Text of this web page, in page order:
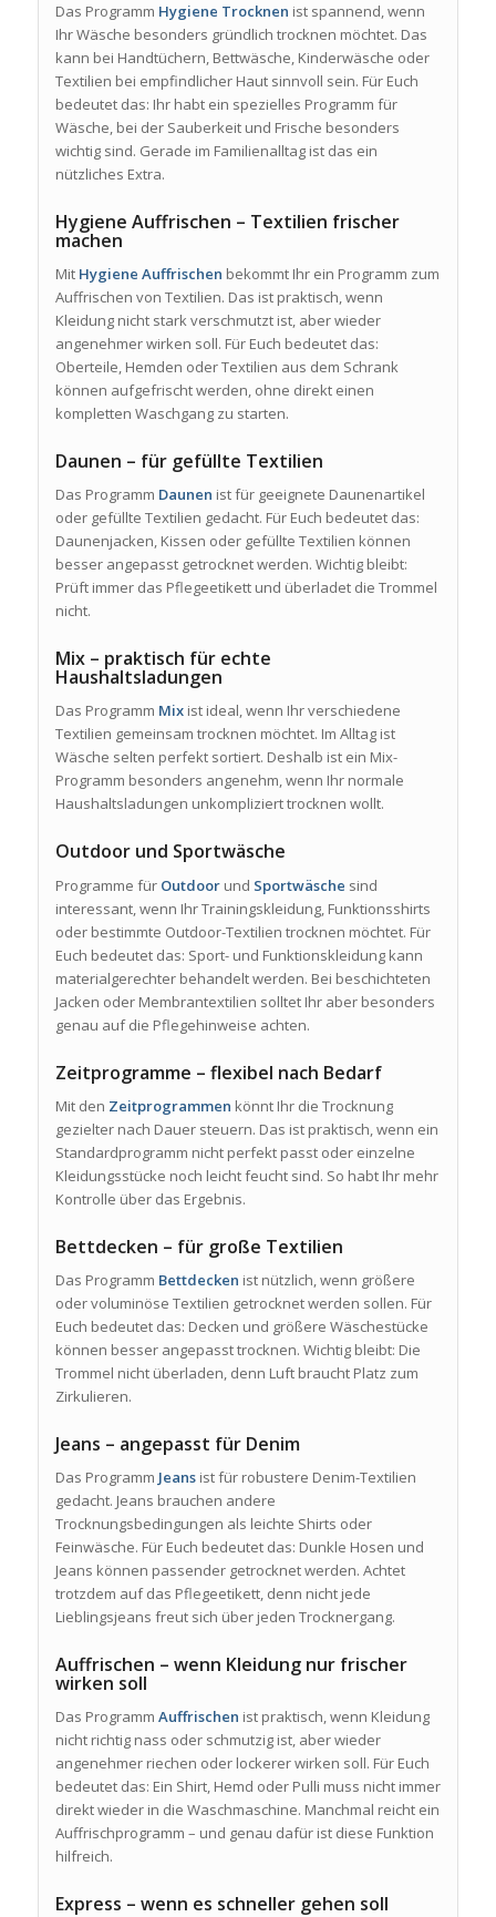
Das Programm Hygiene Trocknen ist spannend, wenn
Ihr Wäsche besonders gründlich trocknen möchtet. Das
kann bei Handtüchern, Bettwäsche, Kinderwäsche oder
Textilien bei empfindlicher Haut sinnvoll sein. Für Euch
bedeutet das: Ihr habt ein spezielles Programm für
Wäsche, bei der Sauberkeit und Frische besonders
wichtig sind. Gerade im Familienalltag ist das ein
nützliches Extra.
Hygiene Auffrischen – Textilien frischer
machen
Mit Hygiene Auffrischen bekommt Ihr ein Programm zum
Auffrischen von Textilien. Das ist praktisch, wenn
Kleidung nicht stark verschmutzt ist, aber wieder
angenehmer wirken soll. Für Euch bedeutet das:
Oberteile, Hemden oder Textilien aus dem Schrank
können aufgefrischt werden, ohne direkt einen
kompletten Waschgang zu starten.
Daunen – für gefüllte Textilien
Das Programm Daunen ist für geeignete Daunenartikel
oder gefüllte Textilien gedacht. Für Euch bedeutet das:
Daunenjacken, Kissen oder gefüllte Textilien können
besser angepasst getrocknet werden. Wichtig bleibt:
Prüft immer das Pflegeetikett und überladet die Trommel
nicht.
Mix – praktisch für echte
Haushaltsladungen
Das Programm Mixist ideal, wenn Ihr verschiedene
Textilien gemeinsam trocknen möchtet. Im Alltag ist
Wäsche selten perfekt sortiert. Deshalb ist ein Mix-
Programm besonders angenehm, wenn Ihr normale
Haushaltsladungen unkompliziert trocknen wollt.
Outdoor und Sportwäsche
Programme für Outdoorund Sportwäsche sind
interessant, wenn Ihr Trainingskleidung, Funktionsshirts
oder bestimmte Outdoor-Textilien trocknen möchtet. Für
Euch bedeutet das: Sport- und Funktionskleidung kann
materialgerechter behandelt werden. Bei beschichteten
Jacken oder Membrantextilien solltet Ihr aber besonders
genau auf die Pflegehinweise achten.
Zeitprogramme – flexibel nach Bedarf
Mit den Zeitprogrammen könnt Ihr die Trocknung
gezielter nach Dauer steuern. Das ist praktisch, wenn ein
Standardprogramm nicht perfekt passt oder einzelne
Kleidungsstücke noch leicht feucht sind. So habt Ihr mehr
Kontrolle über das Ergebnis.
Bettdecken – für große Textilien
Das Programm Bettdecken ist nützlich, wenn größere
oder voluminöse Textilien getrocknet werden sollen. Für
Euch bedeutet das: Decken und größere Wäschestücke
können besser angepasst trocknen. Wichtig bleibt: Die
Trommel nicht überladen, denn Luft braucht Platz zum
Zirkulieren.
Jeans – angepasst für Denim
Das Programm Jeansist für robustere Denim-Textilien
gedacht. Jeans brauchen andere
Trocknungsbedingungen als leichte Shirts oder
Feinwäsche. Für Euch bedeutet das: Dunkle Hosen und
Jeans können passender getrocknet werden. Achtet
trotzdem auf das Pflegeetikett, denn nicht jede
Lieblingsjeans freut sich über jeden Trocknergang.
Auffrischen – wenn Kleidung nur frischer
wirken soll
Das Programm Auffrischen ist praktisch, wenn Kleidung
nicht richtig nass oder schmutzig ist, aber wieder
angenehmer riechen oder lockerer wirken soll. Für Euch
bedeutet das: Ein Shirt, Hemd oder Pulli muss nicht immer
direkt wieder in die Waschmaschine. Manchmal reicht ein
Auffrischprogramm – und genau dafür ist diese Funktion
hilfreich.
Express – wenn es schneller gehen soll